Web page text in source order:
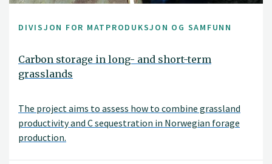
DIVISJON FOR MATPRODUKSJON OG SAMFUNN
Carbon storage in long- and short-term
grasslands
The project aims to assess how to combine grassland
productivity and C sequestration in Norwegian forage
production.